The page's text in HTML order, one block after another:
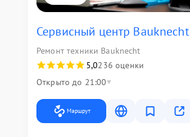
Сервисный центр Bauknecht
Ремонт техники Bauknecht
5,0236 оценки
Открыто до 21:00
Маршрут